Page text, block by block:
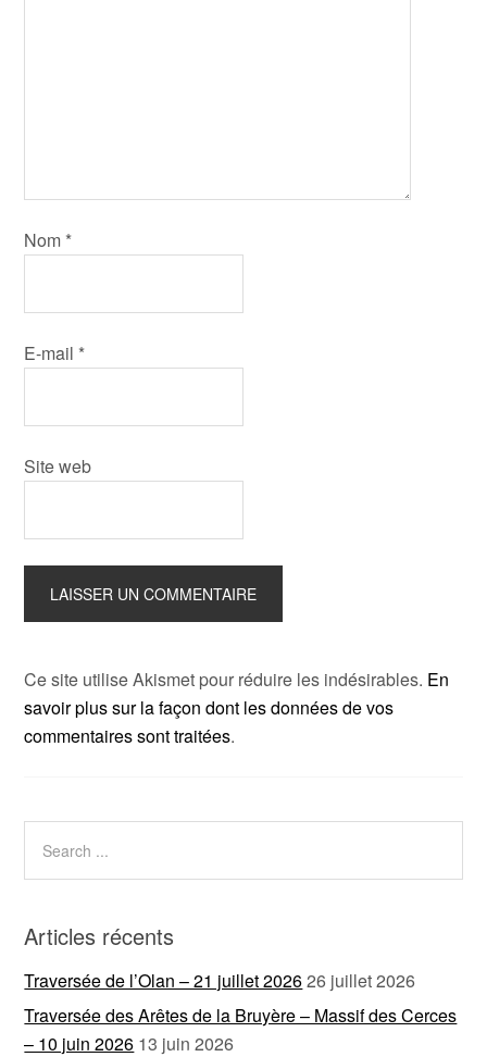
Nom *
E-mail *
Site web
Ce site utilise Akismet pour réduire les indésirables. En
savoir plus sur la façon dont les données de vos
commentaires sont traitées.
Articles récents
Traversée de l’Olan – 21 juillet 202626 juillet 2026
Traversée des Arêtes de la Bruyère – Massif des Cerces
– 10 juin 2026 13 juin 2026